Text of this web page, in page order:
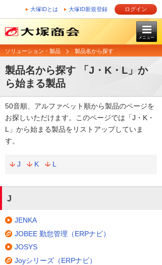
大塚IDとは 大塚ID新規登録 ログイン
メニュー
ソリューション・製品 製品名から探す
製品名から探す 「J・K・L」か
ら始まる製品
50音順、アルファベット順から製品のページを
お探しいただけます。このページでは「J・K・
L」から始まる製品をリストアップしていま
す。
J K L
J
JENKA
JOBEE 勤怠管理（ERPナビ）
JOSYS
Joyシリーズ（ERPナビ）